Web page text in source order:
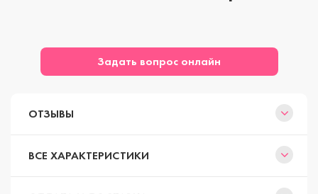
Задать вопрос онлайн
ОТЗЫВЫ
ВСЕ ХАРАКТЕРИСТИКИ